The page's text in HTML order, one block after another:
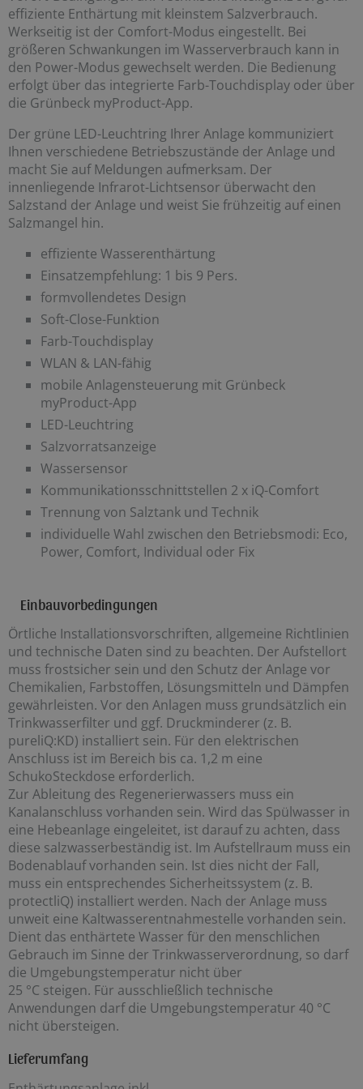
effiziente Enthärtung mit kleinstem Salzverbrauch.
Werkseitig ist der Comfort-Modus eingestellt. Bei
größeren Schwankungen im Wasserverbrauch kann in
den Power-Modus gewechselt werden. Die Bedienung
erfolgt über das integrierte Farb-Touchdisplay oder über
die Grünbeck myProduct-App.
Der grüne LED-Leuchtring Ihrer Anlage kommuniziert
Ihnen verschiedene Betriebszustände der Anlage und
macht Sie auf Meldungen aufmerksam. Der
innenliegende Infrarot-Lichtsensor überwacht den
Salzstand der Anlage und weist Sie frühzeitig auf einen
Salzmangel hin.
effiziente Wasserenthärtung
Einsatzempfehlung: 1 bis 9 Pers.
formvollendetes Design
Soft-Close-Funktion
Farb-Touchdisplay
WLAN & LAN-fähig
mobile Anlagensteuerung mit Grünbeck
myProduct-App
LED-Leuchtring
Salzvorratsanzeige
Wassersensor
Kommunikationsschnittstellen 2 x iQ-Comfort
Trennung von Salztank und Technik
individuelle Wahl zwischen den Betriebsmodi: Eco,
Power, Comfort, Individual oder Fix
Einbauvorbedingungen
Örtliche Installationsvorschriften, allgemeine Richtlinien
und technische Daten sind zu beachten. Der Aufstellort
muss frostsicher sein und den Schutz der Anlage vor
Chemikalien, Farbstoffen, Lösungsmitteln und Dämpfen
gewährleisten. Vor den Anlagen muss grundsätzlich ein
Trinkwasserfilter und ggf. Druckminderer (z. B.
pureliQ:KD) installiert sein. Für den elektrischen
Anschluss ist im Bereich bis ca. 1,2 m eine
SchukoSteckdose erforderlich.
Zur Ableitung des Regenerierwassers muss ein
Kanalanschluss vorhanden sein. Wird das Spülwasser in
eine Hebeanlage eingeleitet, ist darauf zu achten, dass
diese salzwasserbeständig ist. Im Aufstellraum muss ein
Bodenablauf vorhanden sein. Ist dies nicht der Fall,
muss ein entsprechendes Sicherheitssystem (z. B.
protectliQ) installiert werden. Nach der Anlage muss
unweit eine Kaltwasserentnahmestelle vorhanden sein.
Dient das enthärtete Wasser für den menschlichen
Gebrauch im Sinne der Trinkwasserverordnung, so darf
die Umgebungstemperatur nicht über
25 °C steigen. Für ausschließlich technische
Anwendungen darf die Umgebungstemperatur 40 °C
nicht übersteigen.
Lieferumfang